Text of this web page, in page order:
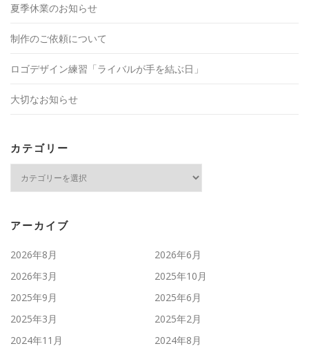
夏季休業のお知らせ
制作のご依頼について
ロゴデザイン練習「ライバルが手を結ぶ日」
大切なお知らせ
カテゴリー
ー
アーカイブ
2026年8月
2026年6月
2026年3月
2025年10月
2025年9月
2025年6月
2025年3月
2025年2月
2024年11月
2024年8月